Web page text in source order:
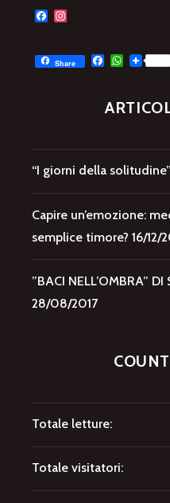
Facebook
Share Facebook
“I giorni della
Capire un’emozione:
semplice timore? 16/12/
”BACI NELL’OMBRA”
28/08/2017
Totale letture:
Totale visitatori: